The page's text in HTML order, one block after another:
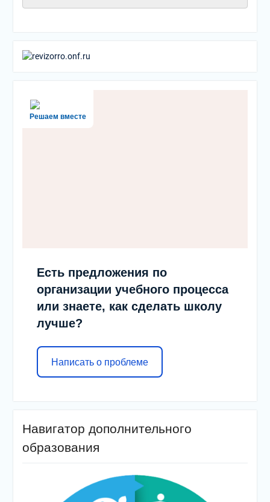
Решаем вместе
Есть предложения по
организации учебного процесса
или знаете, как сделать школу
лучше?
Написать о проблеме
Навигатор дополнительного
образования